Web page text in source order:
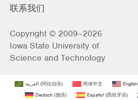
联系我们
Copyright © 2009–2026
Iowa State University of
Science and Technology
العربية (阿拉伯语) 简体中文 English
Deutsch(德语) Español(西班牙语)